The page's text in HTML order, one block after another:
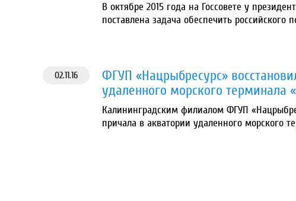
В октябре 2015 года на Госсовете у
поставлена задача обеспечить российского
02.11.16
ФГУП «Нацрыбресурс»
удаленного морского терминала
Калининградским филиалом ФГУП
причала в акватории удаленного морского